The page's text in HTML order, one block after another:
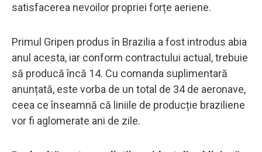
satisfacerea nevoilor propriei forțe aeriene.
Primul Gripen produs în Brazilia a fost introdus abia
anul acesta, iar conform contractului actual, trebuie
să producă încă 14. Cu comanda suplimentară
anunțată, este vorba de un total de 34 de aeronave,
ceea ce înseamnă că liniile de producție braziliene
vor fi aglomerate ani de zile.